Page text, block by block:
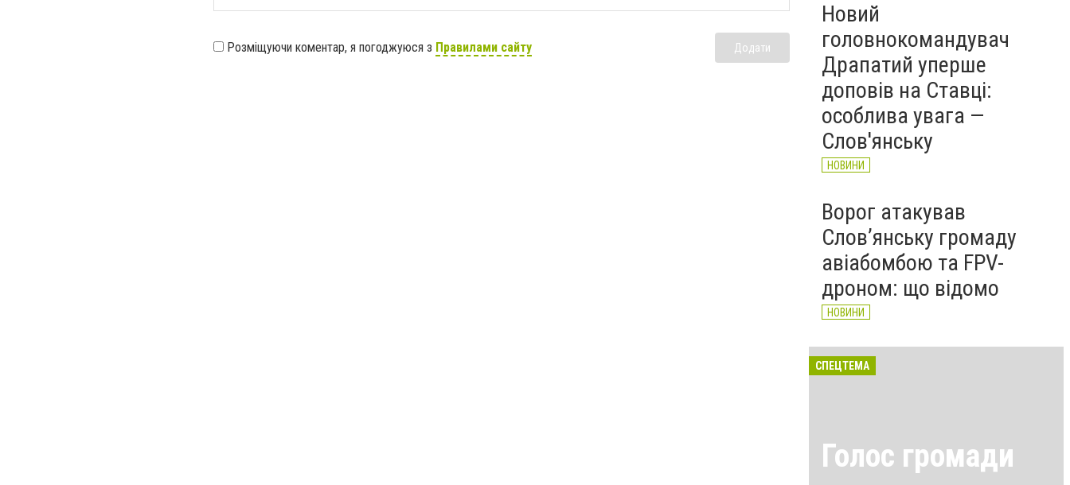
Розміщуючи коментар, я погоджуюся з Правилами сайту Додати
Новий
головнокомандувач
Драпатий уперше
доповів на Ставці:
особлива увага —
Слов'янську
НОВИНИ
Ворог атакував
Слов’янську громаду
авіабомбою та FPV-
дроном: що відомо
НОВИНИ
СПЕЦТЕМА
Голос громади